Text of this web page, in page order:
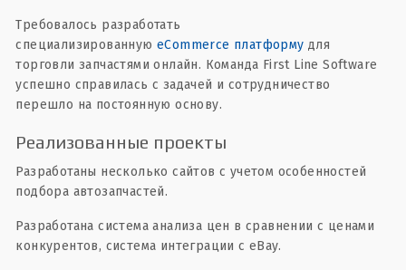
Требовалось разработать
специализированнуюeCommerce платформу для
торговли запчастями онлайн. Команда First Line Software
успешно справилась с задачей и сотрудничество
перешло на постоянную основу.
Реализованные проекты
Разработаны несколько сайтов с учетом особенностей
подбора автозапчастей.
Разработана система анализа цен в сравнении с ценами
конкурентов, система интеграции с eBay.